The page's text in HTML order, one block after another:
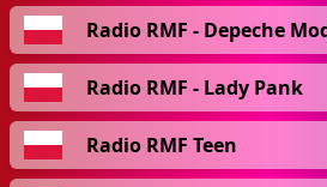
Radio RMF - Depeche
Radio RMF - Lady Pank
Radio RMF Teen